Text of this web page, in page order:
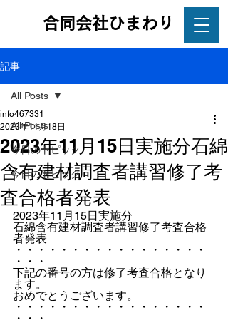
合同会社ひまわり
記事
All Posts
今日のトピック
今日のトピック
All Posts
2023年11月15日実施分石綿
含有建材調査者講習修了考
査合格者発表
info467331
2023年11月18日
2023年11月15日実施分
石綿含有建材調査者講習修了考査合格
者発表
・・・・・・・・・・・・・・・・・
・・・
下記の番号の方は修了考査合格となり
ます。
おめでとうございます。
・・・・・・・・・・・・・・・・・
・・・